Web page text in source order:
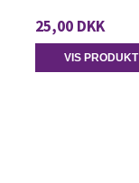
25,00 DKK
VIS PRODUKT